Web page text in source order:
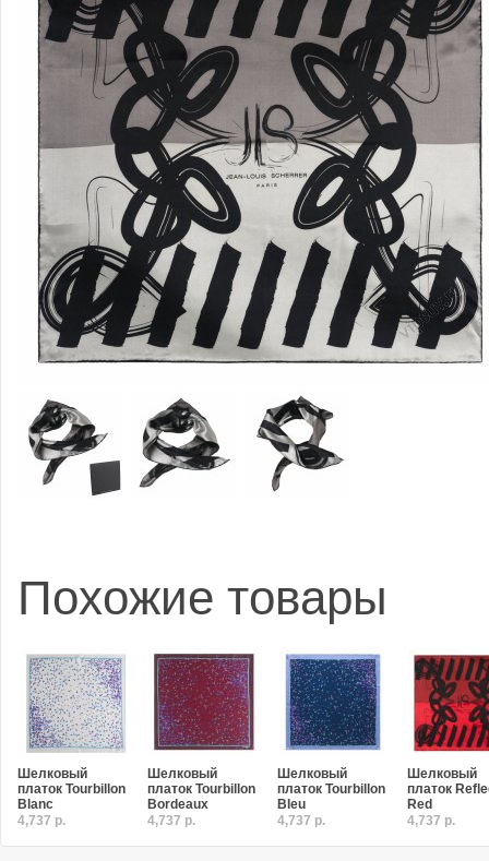
Похожие товары
Шелковый
платок Tourbillon
Blanc
4,737 р.
Шелковый
платок Tourbillon
Bordeaux
4,737 р.
Шелковый
платок Tourbillon
Bleu
4,737 р.
Шелковый
платок
Red
4,737 р.